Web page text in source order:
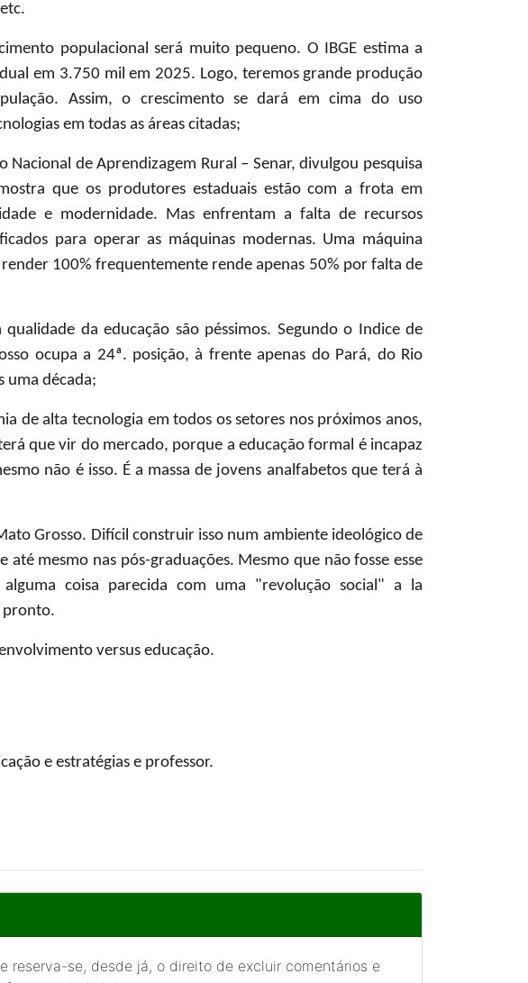
populacional será muito pequeno. O IBGE estima a
em 3.750 mil em 2025. Logo, teremos grande produção
Assim, o crescimento se dará em cima do uso
em todas as áreas citadas;
de Aprendizagem Rural – Senar, divulgou pesquisa
que os produtores estaduais estão com a frota em
e modernidade. Mas enfrentam a falta de recursos
para operar as máquinas modernas. Uma máquina
100% frequentemente rende apenas 50% por falta de
da educação são péssimos. Segundo o Indice de
ocupa a 24ª. posição, à frente apenas do Pará, do Rio
uma década;
de alta tecnologia em todos os setores nos próximos anos,
que vir do mercado, porque a educação formal é incapaz
não é isso. É a massa de jovens analfabetos que terá à
Grosso. Difícil construir isso num ambiente ideológico de
mesmo nas pós-graduações. Mesmo que não fosse esse
coisa parecida com uma "revolução social" a la
pronto.
versus educação.
e estratégias e professor.
reserva-se, desde já, o direito de excluir comentários e